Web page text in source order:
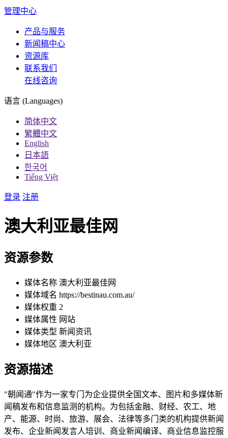
管理中心
产品与服务
新闻稿中心
资源库
联系我们
在线咨询
语言 (Languages)
简体中文
繁體中文
English
日本語
한국어
Tiếng Việt
登录 注册
澳大利亚最佳网
资源参数
媒体名称 澳大利亚最佳网
媒体域名 https://bestinau.com.au/
媒体权重 2
媒体属性 网站
媒体类型 新闻资讯
媒体地区 澳大利亚
资源描述
"朝闻通"作为一家专门为企业提供全国文本、图片和多媒体新
闻稿发布和信息监测的机构。为包括金融、财经、农工、地
产、能源、时尚、旅游、展会、法律等多门类的机构提供新闻
发布、企业新闻发言人培训、商业新闻编译、商业信息监控服